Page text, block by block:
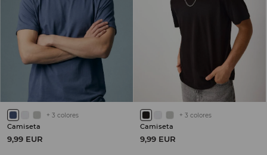
+ 3 colores
Camiseta
9,99 EUR
+ 3 colores
Camiseta
9,99 EUR